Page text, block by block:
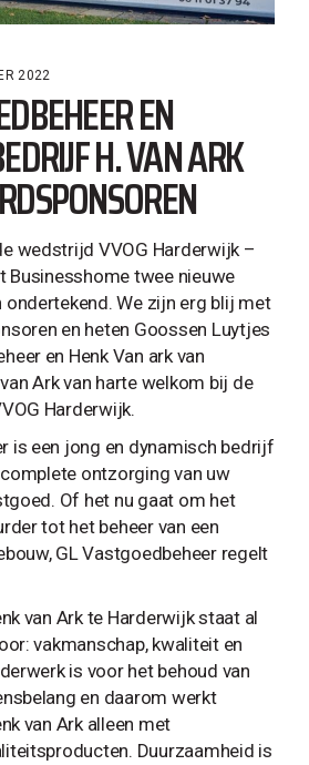
2022
EN
H. VAN ARK
wedstrijd VVOG Harderwijk –
Businesshome twee nieuwe
We zijn erg blij met
en heten Goossen Luytjes
en Henk Van ark van
Ark van harte welkom bij de
Harderwijk.
is een jong en dynamisch bedrijf
ontzorging van uw
Of het nu gaat om het
tot het beheer van een
GL Vastgoedbeheer regelt
van Ark te Harderwijk staat al
vakmanschap, kwaliteit en
is voor het behoud van
en daarom werkt
van Ark alleen met
Duurzaamheid is